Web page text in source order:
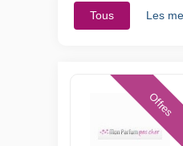
Tous Les
Offres